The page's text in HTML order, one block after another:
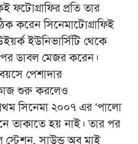
ফটোগ্রাফির প্রতি তার
করেন সিনেমাটোগ্রাফিই
ইউনিভার্সিটি থেকে
ডাবল মেজর করেন।
পেশাদার
কাজ শুরু করলেও
সিনেমা ২০০৭ এর ‘পালো
তাকাতে হয় নাই। তার পর
সাউন্ড অব মাই